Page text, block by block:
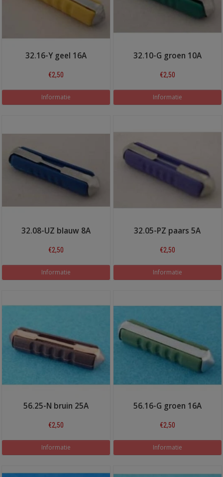
32.16-Y geel 16A
€2,50
Informatie
32.10-G groen 10A
€2,50
Informatie
32.08-UZ blauw 8A
€2,50
Informatie
32.05-PZ paars 5A
€2,50
Informatie
56.25-N bruin 25A
€2,50
Informatie
56.16-G groen 16A
€2,50
Informatie